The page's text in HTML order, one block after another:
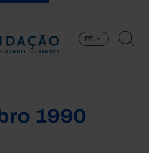
PT
1990